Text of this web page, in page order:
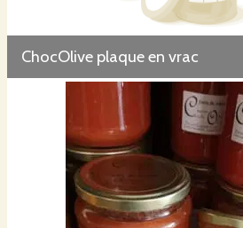
ChocOlive plaque en vrac